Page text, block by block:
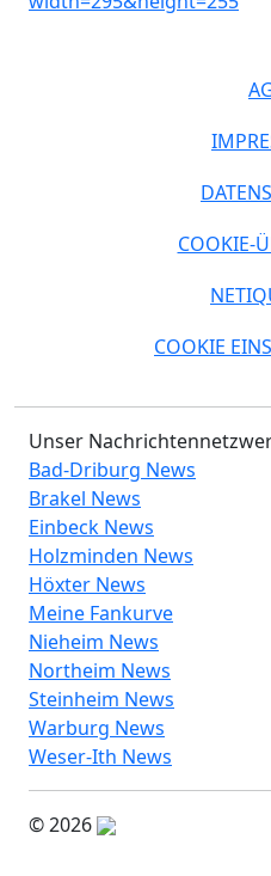
COOKIE-
COOKIE
Unser
Bad-Driburg News
Brakel News
Einbeck News
Holzminden News
Höxter News
Meine Fankurve
Nieheim News
Northeim News
Steinheim News
Warburg News
Weser-Ith News
© 2026